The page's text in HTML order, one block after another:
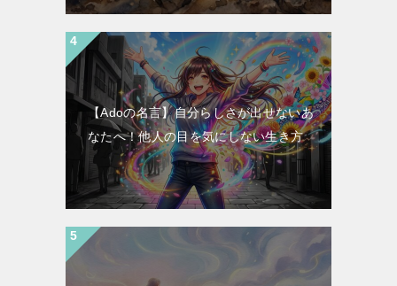
【Adoの名言】自分らしさが出せないあ
なたへ！他人の目を気にしない生き方